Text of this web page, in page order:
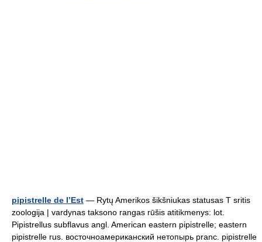
pipistrelle de l’Est — Rytų Amerikos šikšniukas statusas T sritis
zoologija | vardynas taksono rangas rūšis atitikmenys: lot.
Pipistrellus subflavus angl. American eastern pipistrelle; eastern
pipistrelle rus. восточноамериканский нетопырь pranc. pipistrelle